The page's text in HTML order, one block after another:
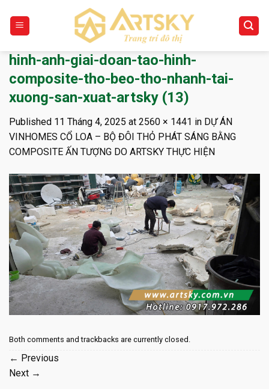
content
hinh-anh-giai-doan-tao-hinh-
composite-tho-beo-tho-nhanh-tai-
xuong-san-xuat-artsky (13)
Published 11 Tháng 4, 2025 at 2560 × 1441 in DỰ ÁN
VINHOMES CỔ LOA – BỘ ĐÔI THỎ PHÁT SÁNG BẰNG
COMPOSITE ẤN TƯỢNG DO ARTSKY THỰC HIỆN
Both comments and trackbacks are currently closed.
← Previous
Next →